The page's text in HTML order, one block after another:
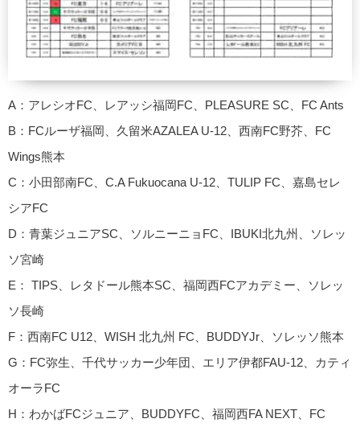
A：アレシオFC、レアッシ福岡FC、PLEASURE SC、FC Ants
B：FCルーザ福岡、久留米AZALEA U-12、西南FC野芥、FC
Wings熊本
C：小田部南FC、C.A Fukuocana U-12、TULIP FC、嘉島セレ
シアFC
D：青葉ジュニアSC、ソルニーニョFC、IBUKI北九州、ソレッ
ソ宮崎
E： TIPS、レタドール熊本SC、福岡西FCアカデミー、ソレッ
ソ長崎
F：西南FC U12、WISH 北九州 FC、BUDDYJr、ソレッソ熊本
G：FC弥生、千代サッカー少年団、エリア伊都FAU-12、カティ
オーラFC
H：わかばFCジュニア、BUDDYFC、福岡西FA NEXT、FC